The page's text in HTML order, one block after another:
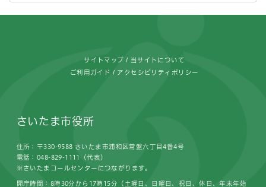
サイトマップ 当サイトについて
ご利用ガイド アクセシビリティポリシー
さいたま市役所
住所：〒330-9588 さいたま市浦和区常盤六丁目4番4号
電話：048-829-1111（代表）
※さいたまコールセンターにつながります。
開庁時間：8時30分から17時15分（土曜日、日曜日、祝日、休日、年末年始